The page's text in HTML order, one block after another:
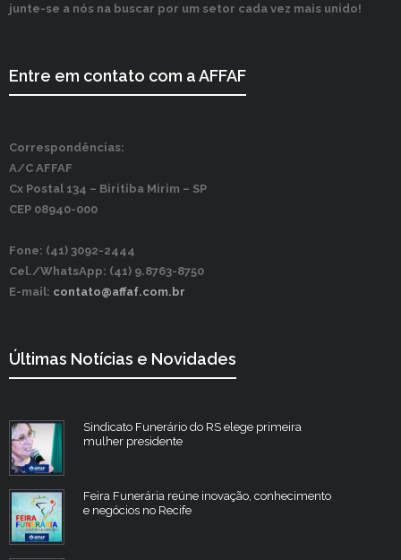
junte-se a nós na buscar por um setor cada vez mais unido!
Entre em contato com a AFFAF
Correspondências:
A/C AFFAF
Cx Postal 134 – Biritiba Mirim – SP
CEP 08940-000
Fone: (41) 3092-2444
Cel./WhatsApp: (41) 9.8763-8750
E-mail: contato@affaf.com.br
Últimas Notícias e Novidades
Sindicato Funerário do RS elege primeira
mulher presidente
Feira Funerária reúne inovação, conhecimento
e negócios no Recife